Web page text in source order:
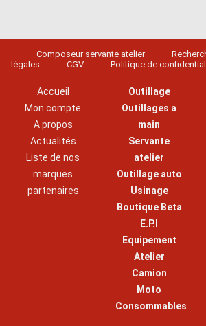
Composeur servante atelier
légales
CGV Politique de
Accueil
Mon compte
A propos
Actualités
Liste de nos
marques
partenaires
Outillage
Outillages a
main
Servante
atelier
Outillage auto
Usinage
Boutique Beta
E.P.I
Equipement
Atelier
Camion
Moto
Consommables